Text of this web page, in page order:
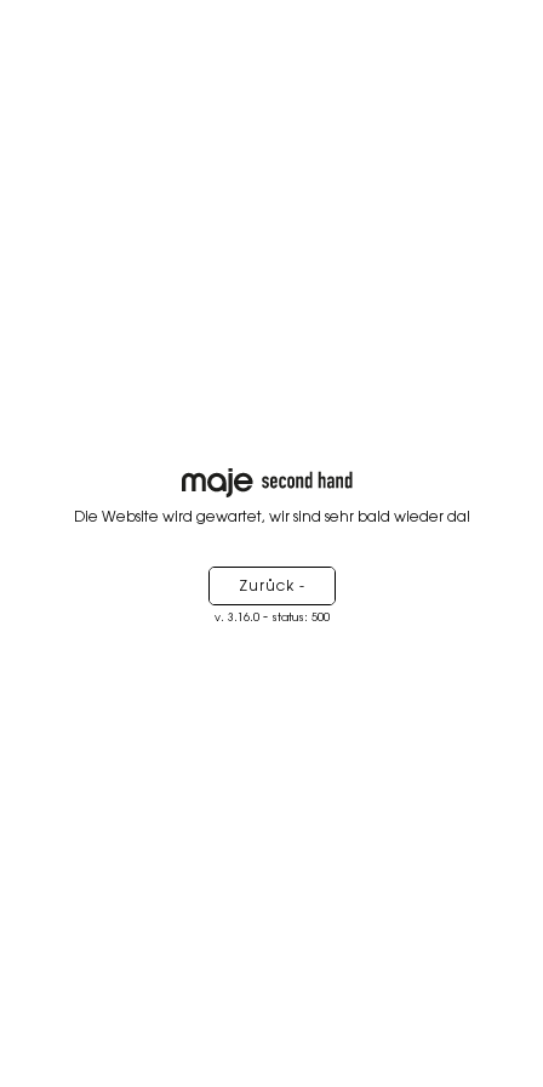
Die Website wird gewartet, wir sind sehr bald wieder da!
Zurück -
v. 3.16.0- status: 500